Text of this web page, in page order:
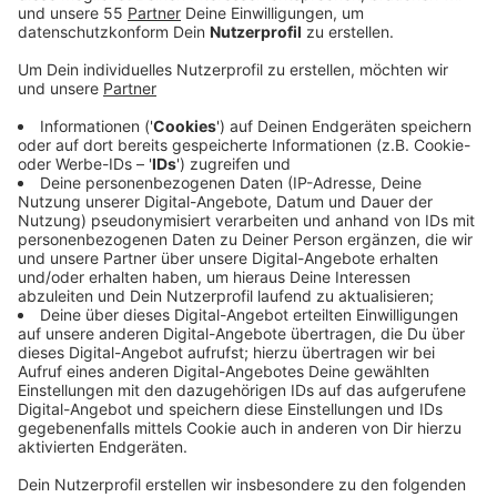
Anzeige
Verwaltungen geschlossen bleiben und die Mitarbeiter
in den Urlaub geschickt werden. So soll Energie
gespart werden, so die Begründung. Damit geht man
im Kreis Viersen noch einen Schritt weiter, als es die
bundesweite Verordnung zum Energiesparen vorsieht.
Die schreibt vor, dass zum Beispiel Wahrzeichen und
Schaufenster nach 22:00 Uhr nicht mehr beleuchtet
werden sollen. Darüber hinaus sind die Mitarbeiter der
Kommunen im Kreis Viersen angehalten worden, so
sparsam wie möglich mit Wasser und Strom
umzugehen, heißt es aus dem Kreishaus. Auch die
einzelnen Städte und Gemeinden schauen, wie sie
selbst noch Energie einsparen können. Viele
Maßnahmen, mit denen man hofft, einer möglichen